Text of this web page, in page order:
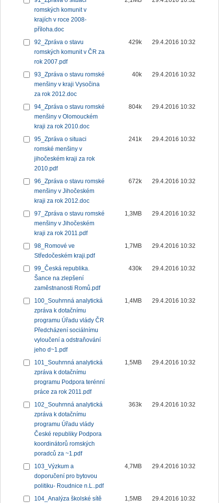
romských komunit v
krajích v roce 2008-
příloha.doc
92_Zpráva o stavu
romských komunit v ČR za
rok 2007.pdf
429k 29.4.2016 10:32
93_Zpráva o stavu romské
menšiny v kraji Vysočina
za rok 2012.doc
40k 29.4.2016 10:32
94_Zpráva o stavu romské
menšiny v Olomouckém
kraji za rok 2010.doc
804k 29.4.2016 10:32
95_Zpráva o situaci
romské menšiny v
jihočeském kraji za rok
2010.pdf
241k 29.4.2016 10:32
96_Zpráva o stavu romské
menšiny v Jihočeském
kraji za rok 2012.doc
672k 29.4.2016 10:32
97_Zpráva o stavu romské
menšiny v Jihočeském
kraji za rok 2011.pdf
1,3MB 29.4.2016 10:32
98_Romové ve
Středočeském kraji.pdf
1,7MB 29.4.2016 10:32
99_Česká republika.
Šance na zlepšení
zaměstnanosti Romů.pdf
430k 29.4.2016 10:32
100_Souhrnná analytická
zpráva k dotačnímu
programu Úřadu vlády ČR
Předcházení sociálnímu
vyloučení a odstraňování
jeho d~1.pdf
1,4MB 29.4.2016 10:32
101_Souhrnná analytická
zpráva k dotačnímu
programu Podpora terénní
práce za rok 2011.pdf
1,5MB 29.4.2016 10:32
102_Souhrnná analytická
zpráva k dotačnímu
programu Úřadu vlády
České republiky Podpora
koordinátorů romských
poradců za ~1.pdf
363k 29.4.2016 10:32
103_Výzkum a
doporučení pro bytovou
politiku- Roudnice n.L..pdf
4,7MB 29.4.2016 10:32
104_Analýza školské sítě
1,5MB 29.4.2016 10:32